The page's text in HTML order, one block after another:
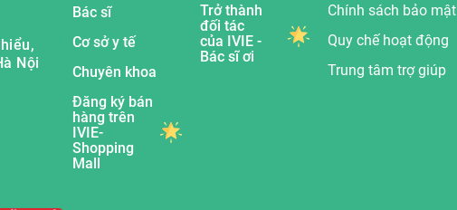
Nội
Bác sĩ
Cơ sở y tế
Chuyên khoa
Đăng ký bán
hàng trên
IVIE-
Shopping
Mall
Trở thành
đối tác
của IVIE -
Bác sĩ ơi
Chính sách bảo mật
Quy chế hoạt động
Trung tâm trợ giúp